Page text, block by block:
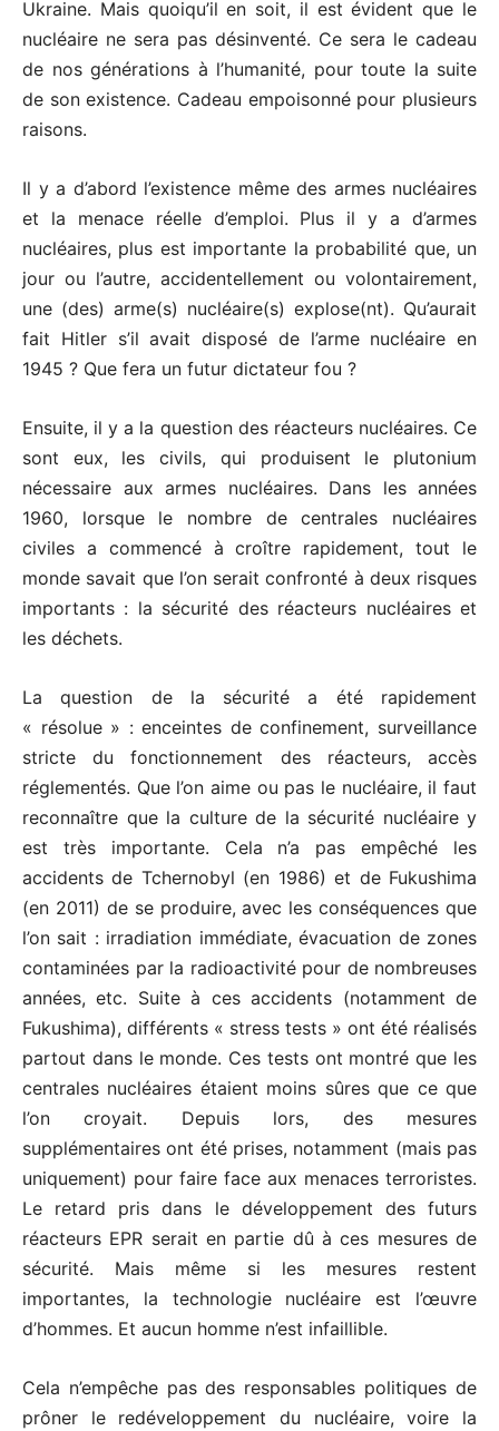
Ukraine. Mais quoiqu’il en soit, il est évident que le
nucléaire ne sera pas désinventé. Ce sera le cadeau
de nos générations à l’humanité, pour toute la suite
de son existence. Cadeau empoisonné pour plusieurs
raisons.
Il y a d’abord l’existence même des armes nucléaires
et la menace réelle d’emploi. Plus il y a d’armes
nucléaires, plus est importante la probabilité que, un
jour ou l’autre, accidentel­lement ou volontairement,
une (des) arme(s) nucléaire(s) explose(nt). Qu’aurait
fait Hitler s’il avait disposé de l’arme nucléaire en
1945 ? Que fera un futur dictateur fou ?
Ensuite, il y a la question des réacteurs nucléaires. Ce
sont eux, les civils, qui produisent le plutonium
nécessaire aux armes nucléaires. Dans les années
1960, lorsque le nombre de centrales nucléaires
civiles a commencé à croître rapidement, tout le
monde savait que l’on serait confronté à deux risques
importants : la sécurité des réacteurs nucléaires et
les déchets.
La question de la sécurité a été rapidement
« résolue » : enceintes de confinement, surveillance
stricte du fonctionne­ment des réacteurs, accès
réglementés. Que l’on aime ou pas le nucléaire, il faut
reconnaître que la culture de la sécurité nucléaire y
est très importante. Cela n’a pas empêché les
accidents de Tchernobyl (en 1986) et de Fukushima
(en 2011) de se produire, avec les conséquences que
l’on sait : irradia­tion immédiate, évacuation de zones
contaminées par la radioactivité­ pour de nombreuses
années, etc. Suite à ces accidents (notamment de
Fukushima), différents « stress tests » ont été réalisés
partout dans le monde. Ces tests ont montré que les
centrales nucléaires étaient moins sûres que ce que
l’on croyait. Depuis lors, des mesures
supplémentaires ont été prises, notamment (mais pas
uniquement) pour faire face aux menaces terroristes.
Le retard pris dans le développement des futurs
réacteurs EPR serait en partie dû à ces mesures de
sécurité. Mais même si les mesures restent
importantes, la technologie nucléaire est l’œuvre
d’hommes. Et aucun homme n’est infaillible.
Cela n’empêche pas des responsables politiques de
prôner le redéveloppement du nucléaire, voire la